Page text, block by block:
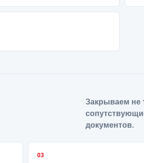
Закрываем не
документов.
03